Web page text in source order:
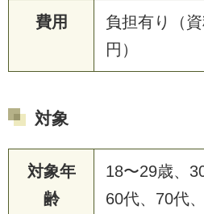
費用
負担有り（
円）
対象
対象年
齢
18〜29歳、
60代、70代